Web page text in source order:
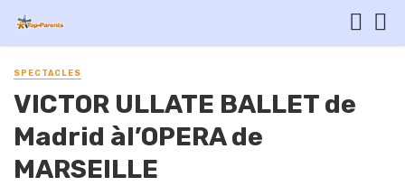
SPECTACLES
VICTOR ULLATE BALLET de
Madrid àl’OPERA de
MARSEILLE